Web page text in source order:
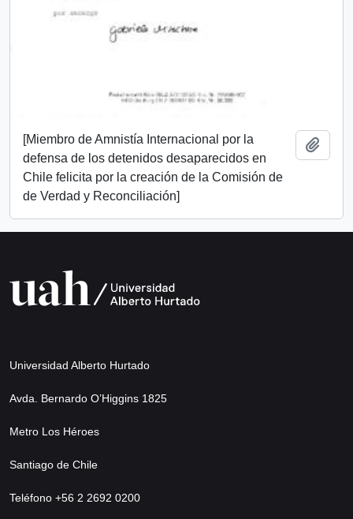
[Miembro de Amnistía Internacional por la
defensa de los detenidos desaparecidos en
Chile felicita por la creación de la Comisión de
de Verdad y Reconciliación]
Universidad Alberto Hurtado
Avda. Bernardo O’Higgins 1825
Metro Los Héroes
Santiago de Chile
Teléfono +56 2 2692 0200